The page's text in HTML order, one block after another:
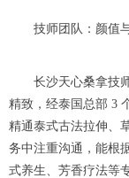
技师团队：颜值
长沙天心桑拿技师
精致，经泰国总部 3
精通泰式古法拉伸、
务中注重沟通，能根
式养生、芳香疗法等